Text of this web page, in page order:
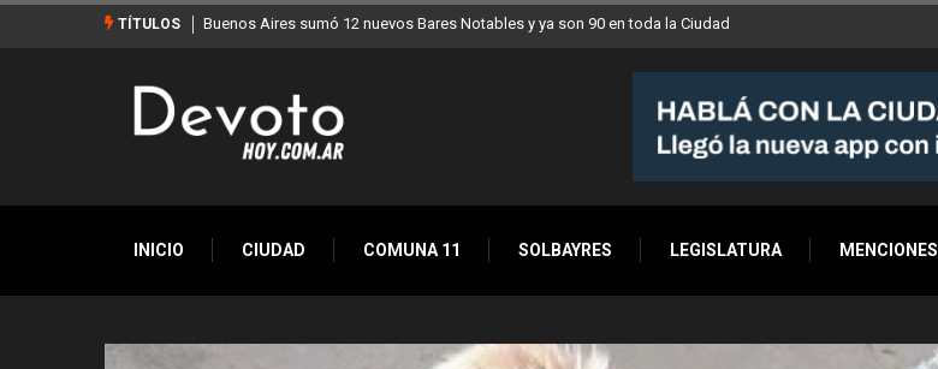
TÍTULOS
Bares Notables y ya son 90 en toda la CiudadLos stands móviles de la Ciudad llegan esta semana a Villa Devoto
INICIO CIUDAD COMUNA 11 SOLBAYRES LEGISLATURA MENCIONES